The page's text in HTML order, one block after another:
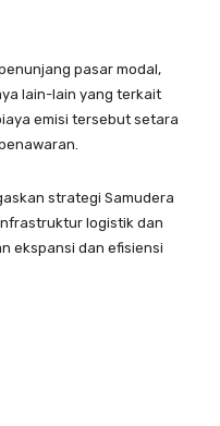
pasar modal,
lain-lain yang terkait
emisi tersebut setara
strategi Samudera
logistik dan
ekspansi dan efisiensi